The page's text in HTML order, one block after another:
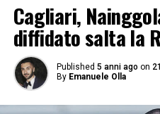
Cagliari,
diffidato salta la
Published 5 anni ago on
By Emanuele Olla